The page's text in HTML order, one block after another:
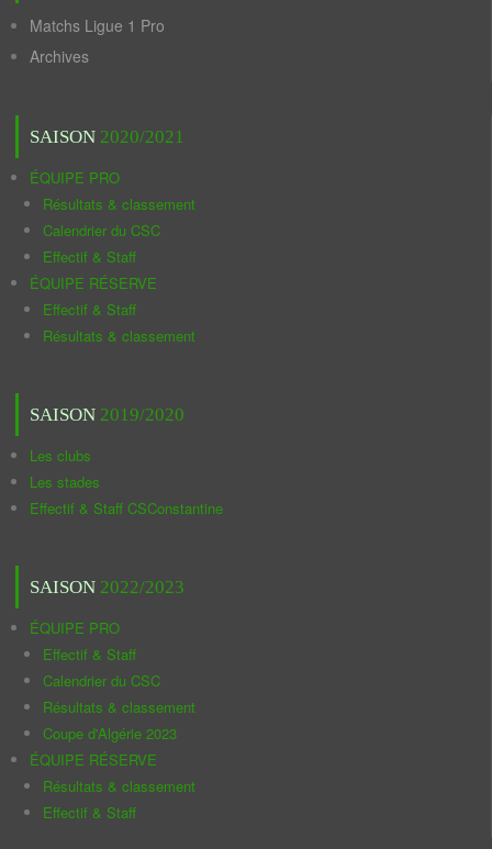
Matchs Ligue 1 Pro
Archives
SAISON 2020/2021
ÉQUIPE PRO
Résultats & classement
Calendrier du CSC
Effectif & Staff
ÉQUIPE RÉSERVE
Effectif & Staff
Résultats & classement
SAISON 2019/2020
Les clubs
Les stades
Effectif & Staff CSConstantine
SAISON 2022/2023
ÉQUIPE PRO
Effectif & Staff
Calendrier du CSC
Résultats & classement
Coupe d'Algérie 2023
ÉQUIPE RÉSERVE
Résultats & classement
Effectif & Staff